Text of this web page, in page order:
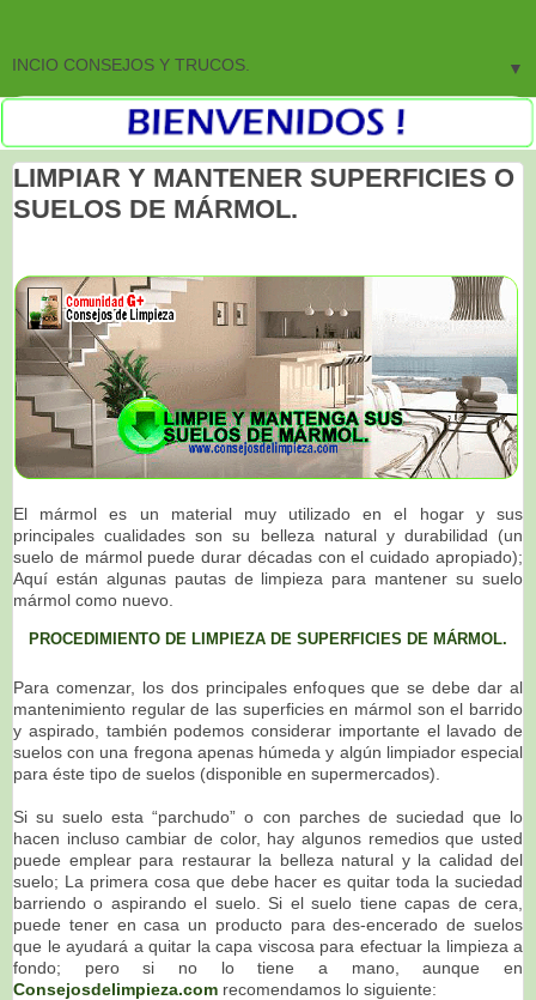
▼
LIMPIAR Y MANTENER SUPERFICIES O
SUELOS DE MÁRMOL.
El mármol es un material muy utilizado en el hogar y sus
principales cualidades son su belleza natural y durabilidad (un
suelo de mármol puede durar décadas con el cuidado apropiado);
Aquí están algunas pautas de limpieza para mantener su suelo
mármol como nuevo.
PROCEDIMIENTO DE LIMPIEZA DE SUPERFICIES DE MÁRMOL.
Para comenzar, los dos principales enfoques que se debe dar al
mantenimiento regular de las superficies en mármol son el barrido
y aspirado, también podemos considerar importante el lavado de
suelos con una fregona apenas húmeda y algún limpiador especial
para éste tipo de suelos (disponible en supermercados).
Si su suelo esta “parchudo” o con parches de suciedad que lo
hacen incluso cambiar de color, hay algunos remedios que usted
puede emplear para restaurar la belleza natural y la calidad del
suelo; La primera cosa que debe hacer es quitar toda la suciedad
barriendo o aspirando el suelo. Si el suelo tiene capas de cera,
puede tener en casa un producto para des-encerado de suelos
que le ayudará a quitar la capa viscosa para efectuar la limpieza a
fondo; pero si no lo tiene a mano, aunque en
Consejosdelimpieza.com recomendamos lo siguiente: